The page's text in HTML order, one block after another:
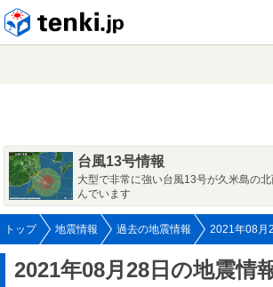
台風13号情報
大型で非常に強い台風13号が久米島の
んでいます
トップ 地震情報 過去の地震情報 2021年08月
2021年08月28日の地震情